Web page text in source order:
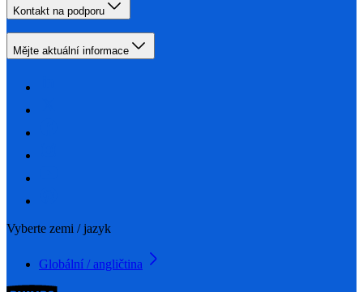
Kontakt na podporu
Mějte aktuální informace
Vyberte zemi / jazyk
Globální / angličtina